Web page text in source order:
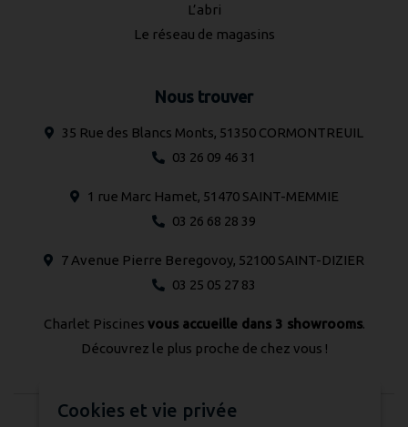
L’abri
Le réseau de magasins
Nous trouver
35 Rue des Blancs Monts, 51350 CORMONTREUIL
03 26 09 46 31
1 rue Marc Hamet, 51470 SAINT-MEMMIE
03 26 68 28 39
7 Avenue Pierre Beregovoy, 52100 SAINT-DIZIER
03 25 05 27 83
Charlet Piscines vous accueille dans 3 showrooms.
Découvrez le plus proche de chez vous !
Cookies et vie privée